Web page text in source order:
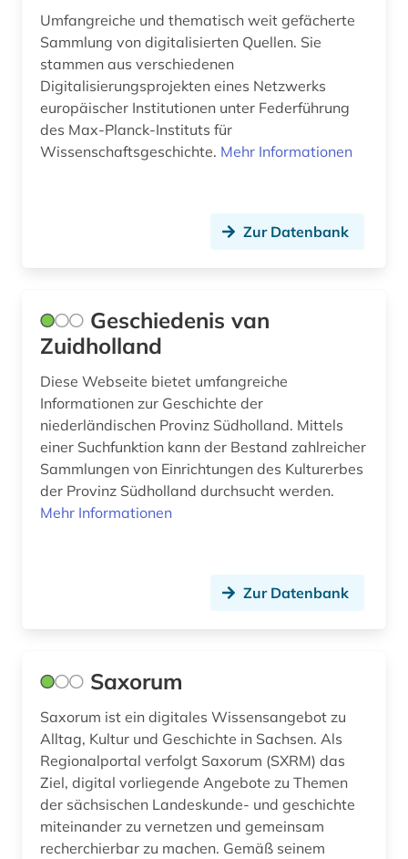
Umfangreiche und thematisch weit gefächerte
Sammlung von digitalisierten Quellen. Sie
stammen aus verschiedenen
Digitalisierungsprojekten eines Netzwerks
europäischer Institutionen unter Federführung
des Max-Planck-Instituts für
Wissenschaftsgeschichte. Mehr Informationen
Zur Datenbank
Geschiedenis van
Zuidholland
Diese Webseite bietet umfangreiche
Informationen zur Geschichte der
niederländischen Provinz Südholland. Mittels
einer Suchfunktion kann der Bestand zahlreicher
Sammlungen von Einrichtungen des Kulturerbes
der Provinz Südholland durchsucht werden.
Mehr Informationen
Zur Datenbank
Saxorum
Saxorum ist ein digitales Wissensangebot zu
Alltag, Kultur und Geschichte in Sachsen. Als
Regionalportal verfolgt Saxorum (SXRM) das
Ziel, digital vorliegende Angebote zu Themen
der sächsischen Landeskunde- und geschichte
miteinander zu vernetzen und gemeinsam
recherchierbar zu machen. Gemäß seinem